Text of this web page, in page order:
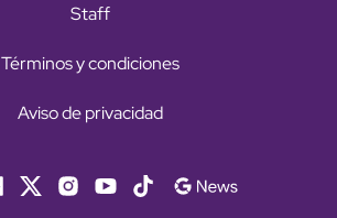
Staff
Términos y condiciones
Aviso de privacidad